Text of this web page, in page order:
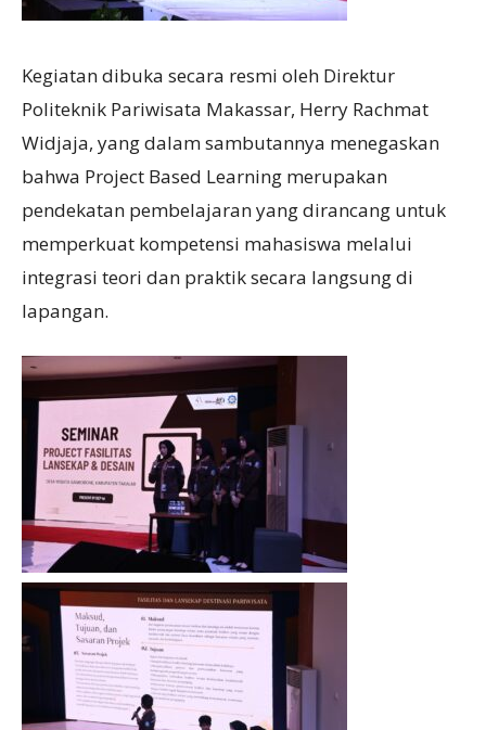
Kegiatan dibuka secara resmi oleh Direktur
Politeknik Pariwisata Makassar, Herry Rachmat
Widjaja, yang dalam sambutannya menegaskan
bahwa Project Based Learning merupakan
pendekatan pembelajaran yang dirancang untuk
memperkuat kompetensi mahasiswa melalui
integrasi teori dan praktik secara langsung di
lapangan.